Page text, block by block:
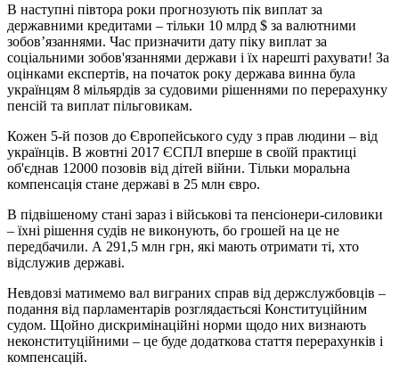
В наступні півтора роки прогнозують пік виплат за
державними кредитами – тільки 10 млрд $ за валютними
зобов’язаннями. Час призначити дату піку виплат за
соціальними зобов'язаннями держави і їх нарешті рахувати! За
оцінками експертів, на початок року держава винна була
українцям 8 мільярдів за судовими рішеннями по перерахунку
пенсій та виплат пільговикам.
Кожен 5-й позов до Європейського суду з прав людини – від
українців. В жовтні 2017 ЄСПЛ вперше в своїй практиці
об'єднав 12000 позовів від дітей війни. Тільки моральна
компенсація стане державі в 25 млн євро.
В підвішеному стані зараз і військові та пенсіонери-силовики
– їхні рішення судів не виконують, бо грошей на це не
передбачили. А 291,5 млн грн, які мають отримати ті, хто
відслужив державі.
Невдовзі матимемо вал виграних справ від держслужбовців –
подання від парламентарів розглядаєтьсяі Конституційним
судом. Щойно дискримінаційні норми щодо них визнають
неконституційними – це буде додаткова стаття перерахунків і
компенсацій.